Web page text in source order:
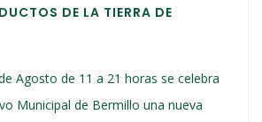
DE LA TIERRA DE
Agosto de 11 a 21 horas se celebra
Municipal de Bermillo una nueva